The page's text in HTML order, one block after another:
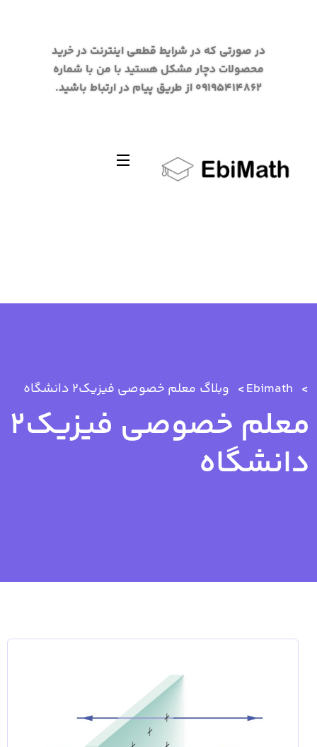
در صورتی که در شرایط قطعی اینترنت در خرید
محصولات دچار مشکل هستید با من با شماره
09195414862 از طریق پیام در ارتباط باشید.
Ebimath وبلاگ معلم خصوصی فیزیک2 دانشگاه
معلم خصوصی فیزیک2
دانشگاه